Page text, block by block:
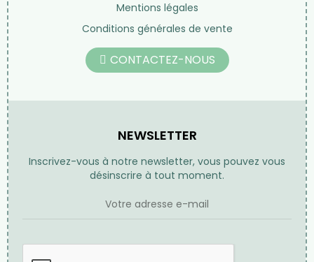
Mentions légales
Conditions générales de vente
CONTACTEZ-NOUS
NEWSLETTER
Inscrivez-vous à notre newsletter, vous pouvez vous
désinscrire à tout moment.